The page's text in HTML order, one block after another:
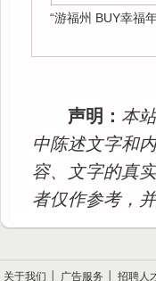
“游福州 BUY幸福
声明： 本
中陈述文字和
容、文字的真
者仅作参考，
关于我们 广告服务 招聘人